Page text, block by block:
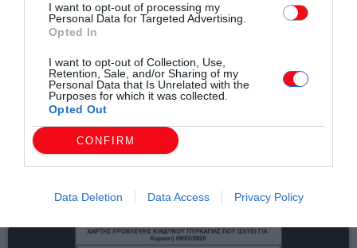
I want to opt-out of processing my
Personal Data for Targeted Advertising.
Opted In
I want to opt-out of Collection, Use,
Retention, Sale, and/or Sharing of my
Personal Data that Is Unrelated with the
Purposes for which it was collected.
Opted Out
CONFIRM
Data Deletion Data Access Privacy Policy
Τοπικά Νέα
Στον Έβρο η Υπουργός Πολιτισμού Λίνα
Μενδώνη – «Σημαντικά έργα πολιτισμού
μπαίνουν στην τελική ευθεία»
09/08/2026 11:47 ΠΜ